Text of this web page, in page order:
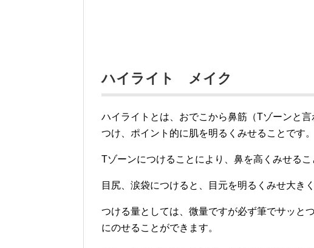
ハイライト メイク
ハイライトとは、おでこから鼻筋（Tゾーンと
つけ、ポイント的に肌を明るくみせることです。
Tゾーンにつけることにより、鼻を高くみせるこ
目尻、涙袋につけると、目元を明るくみせ大き
つける量としては、微量ですが必ず筆でサッと
にのせることができます。